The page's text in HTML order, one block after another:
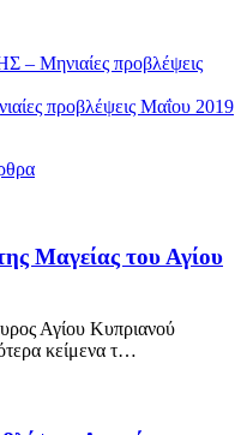
Μηνιαίες προβλέψεις
προβλέψεις Μαΐου 2019
Μαγείας του Αγίου
Αγίου Κυπριανού
κείμενα τ…